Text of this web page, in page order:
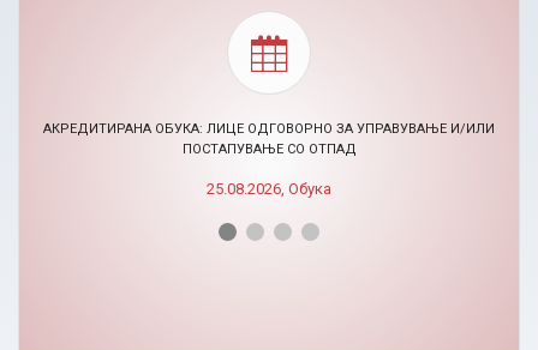
BIZHACK AI МАРКЕТИНГ ХАКАТОН (24-26.11.2026)